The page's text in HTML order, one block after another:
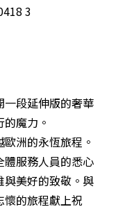
一段延伸版的奢華
魔力。
洲的永恆旅程。
體服務人員的悉心
與美好的致敬。與
懷的旅程獻上祝